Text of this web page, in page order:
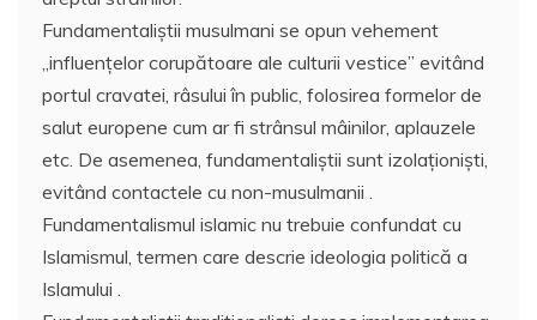
Fundamentaliştii musulmani se opun vehement
„influenţelor corupătoare ale culturii vestice” evitând
portul cravatei, râsului în public, folosirea formelor de
salut europene cum ar fi strânsul mâinilor, aplauzele
etc. De asemenea, fundamentaliştii sunt izolaţionişti,
evitând contactele cu non-musulmanii .
Fundamentalismul islamic nu trebuie confundat cu
Islamismul, termen care descrie ideologia politică a
Islamului .